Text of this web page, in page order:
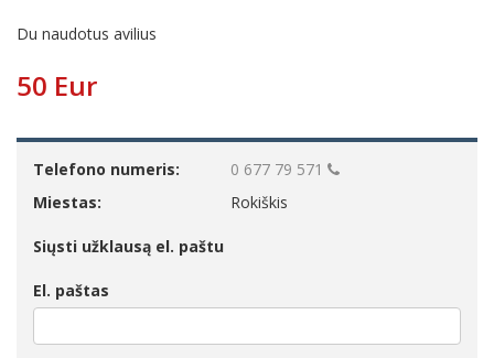
Du naudotus avilius
50 Eur
Telefono numeris:
0 677 79 571
Miestas:
Rokiškis
Siųsti užklausą el. paštu
El. paštas